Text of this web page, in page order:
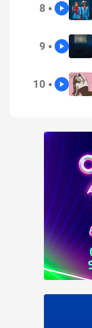
8 ●
9 ●
10 ●